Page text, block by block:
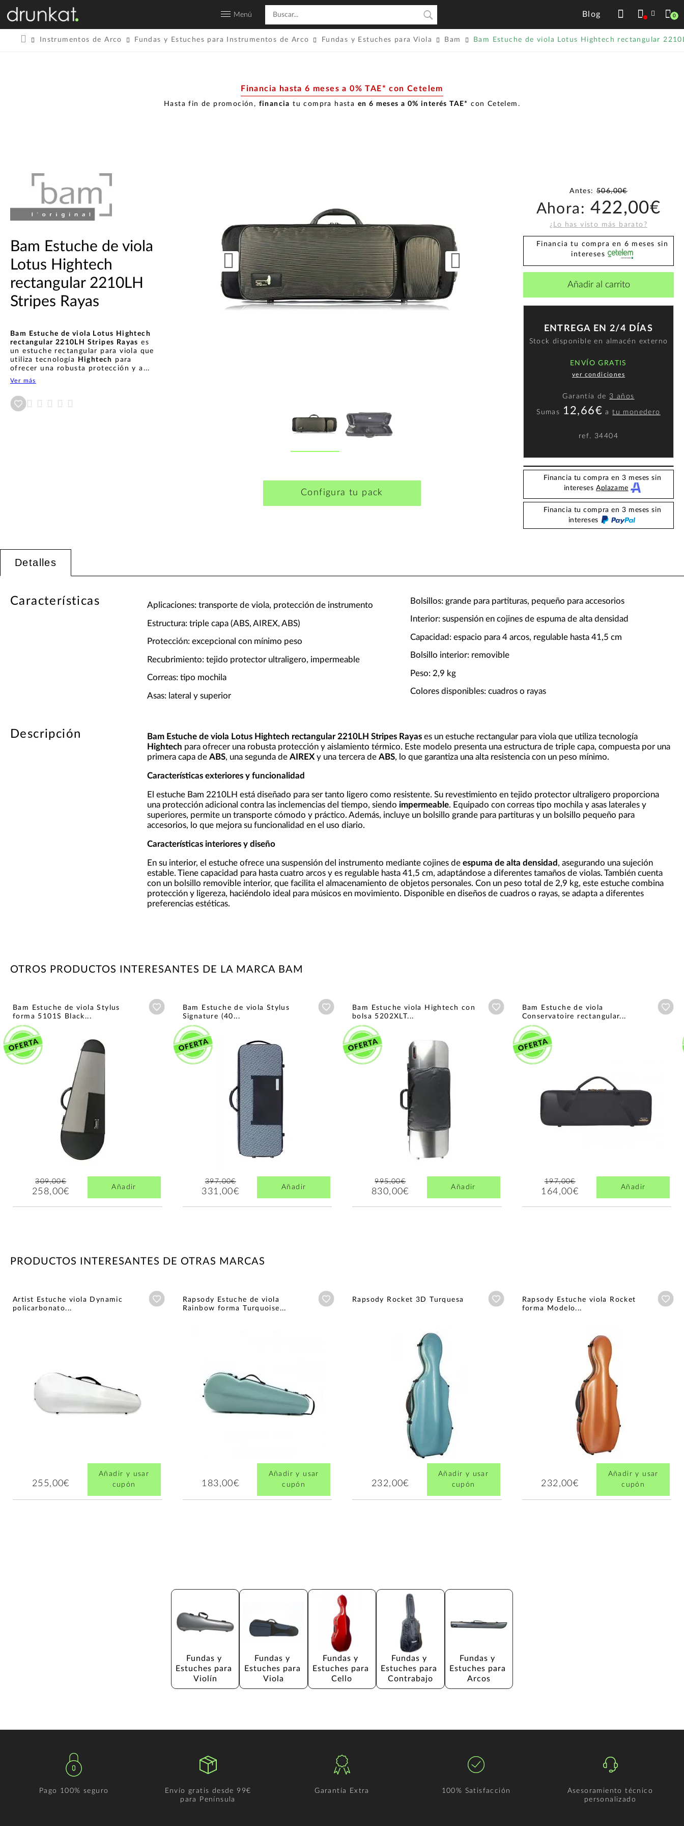
Menú Blog 0
Instrumentos de Arco Fundas y Estuches para Instrumentos de Arco Fundas y Estuches para Viola Bam Bam Estuche de viola Lotus Hightech rectangular
Financia hasta 6 meses a 0% TAE* con Cetelem
Hasta fin de promoción, financia tu compra hasta en 6 meses a 0% interés TAE* con Cetelem.
Bam Estuche de viola
Lotus Hightech
rectangular 2210LH
Stripes Rayas
Bam Estuche de viola Lotus Hightech
rectangular 2210LH Stripes Rayas es
un estuche rectangular para viola que
utiliza tecnología
Hightech para
ofrecer una robusta protección y a...
Ver más
Configura tu pack
Antes: 506,00€
Ahora: 422,00€
¿Lo has visto más barato?
Financia tu compra en 6 meses sin
intereses
Añadir al carrito
ENTREGA EN 2/4 DÍAS
Stock disponible en almacén externo
ENVÍO GRATIS
ver condiciones
Garantía de 3 años
Sumas 12,66€ atu monedero
ref. 34404
Financia tu compra en 3 meses sin
interesesAplazame
Financia tu compra en 3 meses sin
intereses
Detalles
Características Aplicaciones: transporte de viola, protección de instrumento
Estructura: triple capa (ABS, AIREX, ABS)
Protección: excepcional con mínimo peso
Recubrimiento: tejido protector ultraligero, impermeable
Correas: tipo mochila
Asas: lateral y superior
Bolsillos: grande para partituras, pequeño para accesorios
Interior: suspensión en cojines de espuma de alta densidad
Capacidad: espacio para 4 arcos, regulable hasta 41,5 cm
Bolsillo interior: removible
Peso: 2,9 kg
Colores disponibles: cuadros o rayas
Descripción Bam Estuche de viola Lotus Hightech rectangular 2210LH Stripes Rayases un estuche rectangular para viola que utiliza tecnología
Hightech para ofrecer una robusta protección y aislamiento térmico. Este modelo presenta una estructura de triple capa, compuesta por una
primera capa de ABS, una segunda de AIREXy una tercera de ABS, lo que garantiza una alta resistencia con un peso mínimo.
Características exteriores y funcionalidad
El estuche Bam 2210LH está diseñado para ser tanto ligero como resistente. Su revestimiento en tejido protector ultraligero proporciona
una protección adicional contra las inclemencias del tiempo, siendo impermeable. Equipado con correas tipo mochila y asas laterales y
superiores, permite un transporte cómodo y práctico. Además, incluye un bolsillo grande para partituras y un bolsillo pequeño para
accesorios, lo que mejora su funcionalidad en el uso diario.
Características interiores y diseño
En su interior, el estuche ofrece una suspensión del instrumento mediante cojines de espuma de alta densidad , asegurando una sujeción
estable. Tiene capacidad para hasta cuatro arcos y es regulable hasta 41,5 cm, adaptándose a diferentes tamaños de violas. También cuenta
con un bolsillo removible interior, que facilita el almacenamiento de objetos personales. Con un peso total de 2,9 kg, este estuche combina
protección y ligereza, haciéndolo ideal para músicos en movimiento. Disponible en diseños de cuadros o rayas, se adapta a diferentes
preferencias estéticas.
OTROS PRODUCTOS INTERESANTES DE LA MARCA BAM
Bam Estuche de viola Stylus
forma 5101S Black...
Añadir a wishlist
309,00€
258,00€ Añadir
Bam Estuche de viola Stylus
Signature (40...
Añadir a wishlist
397,00€
331,00€ Añadir
Bam Estuche viola Hightech con
bolsa 5202XLT...
Añadir a wishlist
995,00€
830,00€ Añadir
Bam Estuche de viola
Conservatoire rectangular...
197,00€
164,00€ Añadir
PRODUCTOS INTERESANTES DE OTRAS MARCAS
Artist Estuche viola Dynamic
policarbonato...
Añadir a wishlist
255,00€
Añadir y usar
cupón
Rapsody Estuche de viola
Rainbow forma Turquoise...
Añadir a wishlist
183,00€
Añadir y usar
cupón
Rapsody Rocket 3D Turquesa Añadir a wishlist
232,00€
Añadir y usar
cupón
Rapsody Estuche viola Rocket
forma Modelo...
232,00€
Añadir y usar
cupón
Fundas y
Estuches para
Violín
Fundas y
Estuches para
Viola
Fundas y
Estuches para
Cello
Fundas y
Estuches para
Contrabajo
Fundas y
Estuches para
Arcos
Pago 100% seguro
Envío gratis desde 99€
para Península
Garantía Extra 100% Satisfacción
Asesoramiento técnico
personalizado